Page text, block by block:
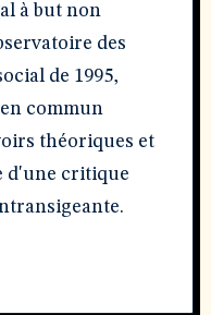
à but non
des
de 1995,
commun
théoriques et
d'une critique